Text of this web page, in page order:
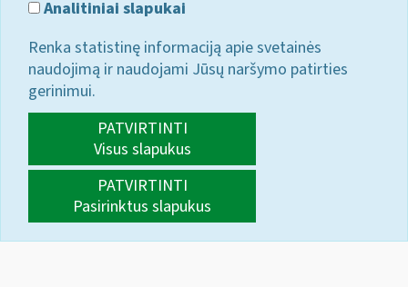
Analitiniai slapukai
Renka statistinę informaciją apie svetainės
naudojimą ir naudojami Jūsų naršymo patirties
gerinimui.
PATVIRTINTI
Visus slapukus
PATVIRTINTI
Pasirinktus slapukus